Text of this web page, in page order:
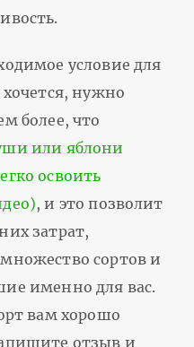
условие для
хочется, нужно
более, что
или яблони
освоить
, и это позволит
затрат,
сортов и
именно для вас.
вам хорошо
отзыв и